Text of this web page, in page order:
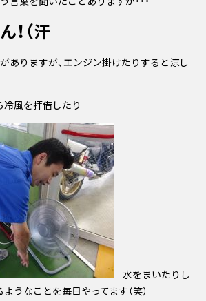
！（汗
ありますが、エンジン掛けたりすると涼し
風を拝借したり
水をまいたりし
うなことを毎日やってます（笑）